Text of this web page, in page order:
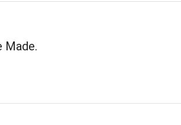
Made.